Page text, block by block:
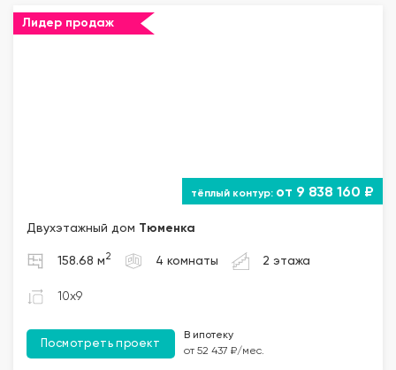
Лидер продаж
от 9 838 160 ₽
Двухэтажный дом Тюменка
158.68 м 2 4 комнаты 2 этажа
10x9
Посмотреть проект
В ипотеку
от 52 437 ₽/мес.